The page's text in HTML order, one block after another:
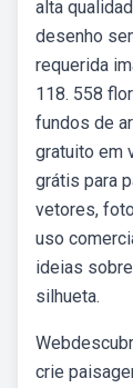
alta
desenho
requerida
118. 558
fundos de
gratuito em
grátis para
vetores,
uso
ideias
silhueta.
crie